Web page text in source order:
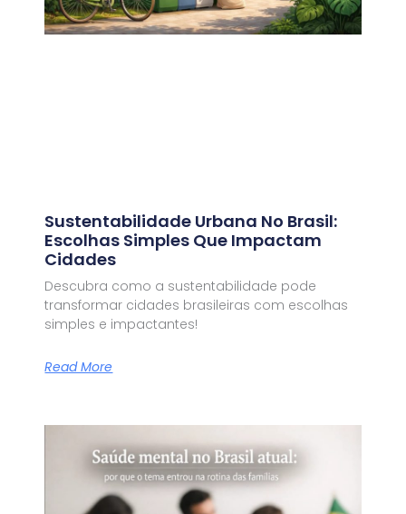
Sustentabilidade Urbana No Brasil:
Escolhas Simples Que Impactam
Cidades
Descubra como a sustentabilidade pode
transformar cidades brasileiras com escolhas
simples e impactantes!
Read More